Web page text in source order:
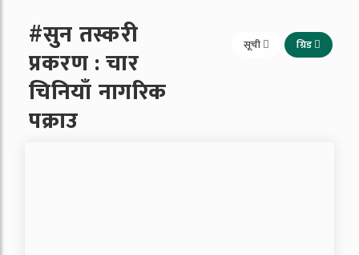
#सुन तस्करी
प्रकरण : चार
चिनियाँ नागरिक
पक्राउ
सूची ग्रिड